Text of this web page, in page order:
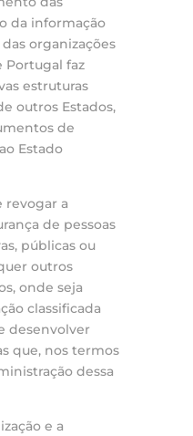
da informação
organizações
Portugal faz
estruturas
outros Estados,
de
Estado
revogar a
de pessoas
públicas ou
outros
onde seja
classificada
desenvolver
que, nos termos
dessa
e a